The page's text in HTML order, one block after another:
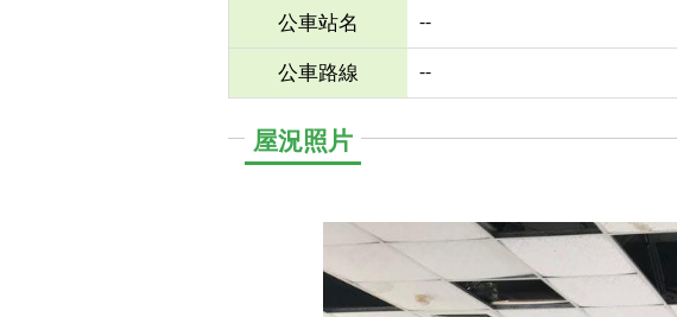
公車站名 --
公車路線 --
屋況照片